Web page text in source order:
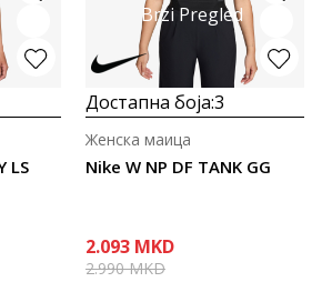
LS
Brzi Pregled
Достапна боја:3
Nike W NP DF TANK GG
Женска маица
2.093 MKD
2.990MKD